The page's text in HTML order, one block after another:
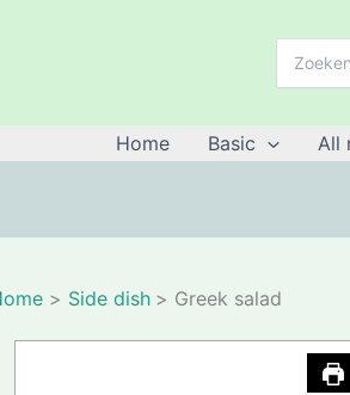
for:
Home Basic All
Side dish Greek salad